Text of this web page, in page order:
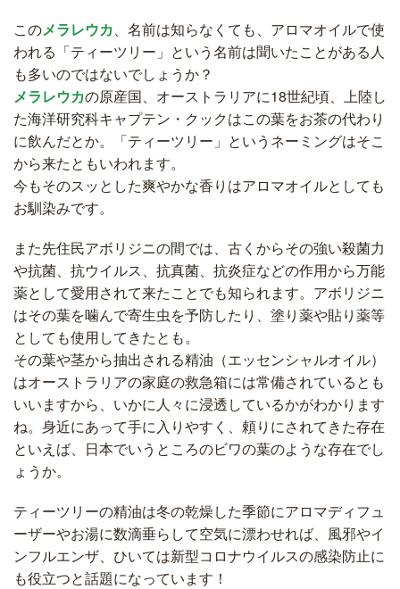
このメラレウカ 、名前は知らなくても、アロマオイルで使
われる「ティーツリー」という名前は聞いたことがある人
も多いのではないでしょうか？
メラレウカの原産国、オーストラリアに18世紀頃、上陸し
た海洋研究科キャプテン・クックはこの葉をお茶の代わり
に飲んだとか。「ティーツリー」というネーミングはそこ
から来たともいわれます。
今もそのスッとした爽やかな香りはアロマオイルとしても
お馴染みです。
また先住民アボリジニの間では、古くからその強い殺菌力
や抗菌、抗ウイルス、抗真菌、抗炎症などの作用から万能
薬として愛用されて来たことでも知られます。アボリジニ
はその葉を噛んで寄生虫を予防したり、塗り薬や貼り薬等
としても使用してきたとも。
その葉や茎から抽出される精油（エッセンシャルオイル）
はオーストラリアの家庭の救急箱には常備されているとも
いいますから、いかに人々に浸透しているかがわかります
ね。身近にあって手に入りやすく、頼りにされてきた存在
といえば、日本でいうところのビワの葉のような存在でし
ょうか。
ティーツリーの精油は冬の乾燥した季節にアロマディフュ
ーザーやお湯に数滴垂らして空気に漂わせれば、風邪やイ
ンフルエンザ、ひいては新型コロナウイルスの感染防止に
も役立つと話題になっています！